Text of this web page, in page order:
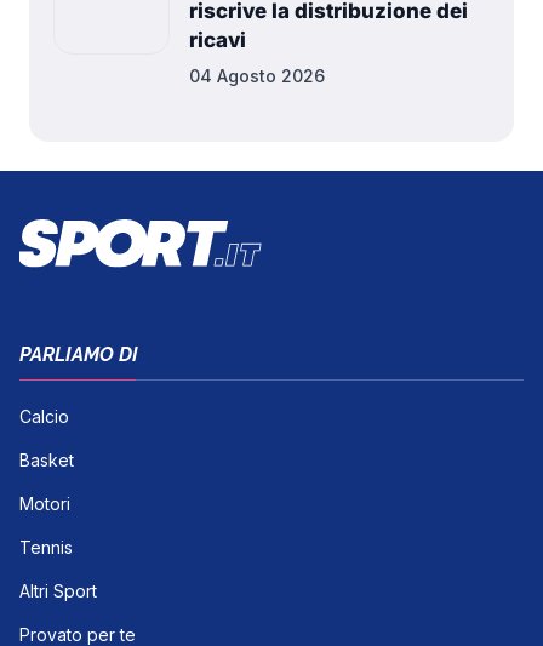
riscrive la distribuzione dei
ricavi
04 Agosto 2026
PARLIAMO DI
Calcio
Basket
Motori
Tennis
Altri Sport
Provato per te